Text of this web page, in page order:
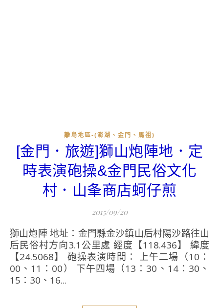
離島地區-(澎湖、金門、馬祖)
[金門．旅遊]獅山炮陣地．定
時表演砲操&金門民俗文化
村．山夆商店蚵仔煎
2015/09/20
獅山炮陣 地址：金門縣金沙鎮山后村陽沙路往山
后民俗村方向3.1公里處 經度【118.436】 緯度
【24.5068】 砲操表演時間： 上午二場（10：
00、11：00） 下午四場（13：30、14：30、
15：30、16...